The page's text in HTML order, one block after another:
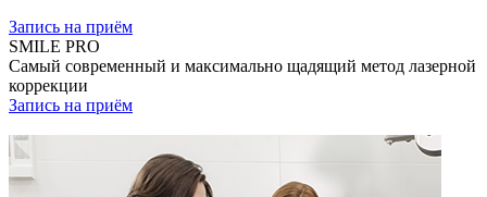
Запись на приём
SMILE PRO
Самый современный и максимально щадящий метод лазерной
коррекции
Запись на приём